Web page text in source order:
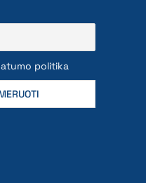
politika